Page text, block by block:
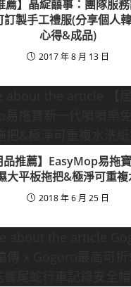
薦】晶綻囍事：團隊服
訂製手工禮服(分享個人
心得&成品)
2017 年 8 月 13 日
品推薦】EasyMop易拖
大平板拖把&極淨可重
2018 年 6 月 25 日